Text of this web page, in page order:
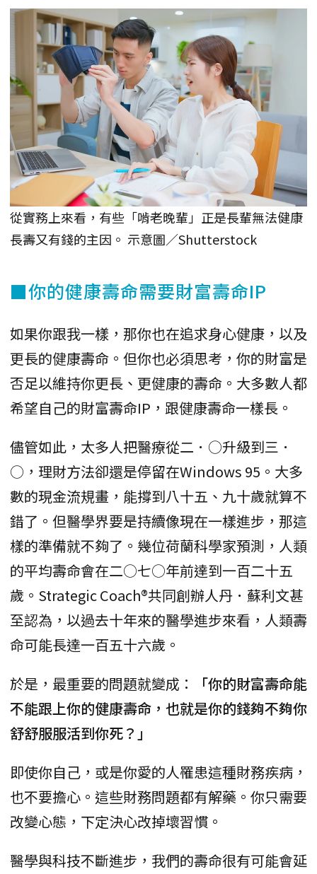
從實務上來看，有些「啃老晚輩」正是長輩無法健康
長壽又有錢的主因。 示意圖／Shutterstock
■你的健康壽命需要財富壽命IP
如果你跟我一樣，那你也在追求身心健康，以及
更長的健康壽命。但你也必須思考，你的財富是
否足以維持你更長、更健康的壽命。大多數人都
希望自己的財富壽命IP，跟健康壽命一樣長。
儘管如此，太多人把醫療從二．○升級到三．
○，理財方法卻還是停留在Windows 95。大多
數的現金流規畫，能撐到八十五、九十歲就算不
錯了。但醫學界要是持續像現在一樣進步，那這
樣的準備就不夠了。幾位荷蘭科學家預測，人類
的平均壽命會在二○七○年前達到一百二十五
歲。Strategic Coach®共同創辦人丹．蘇利文甚
至認為，以過去十年來的醫學進步來看，人類壽
命可能長達一百五十六歲。
於是，最重要的問題就變成：
「你的財富壽命能
不能跟上你的健康壽命，也就是你的錢夠不夠你
舒舒服服活到你死？」
即使你自己，或是你愛的人罹患這種財務疾病，
也不要擔心。這些財務問題都有解藥。你只需要
改變心態，下定決心改掉壞習慣。
醫學與科技不斷進步，我們的壽命很有可能會延